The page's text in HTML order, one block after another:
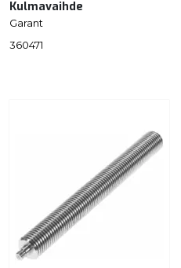
Kulmavaihde
Garant
360471